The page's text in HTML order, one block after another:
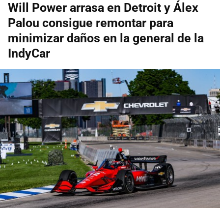
Will Power arrasa en Detroit y Álex
Palou consigue remontar para
minimizar daños en la general de la
IndyCar